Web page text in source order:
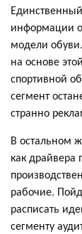
информации
модели
на основе
спортивной
сегмент
странно
В остальном
как
рабочие.
расписать
сегменту